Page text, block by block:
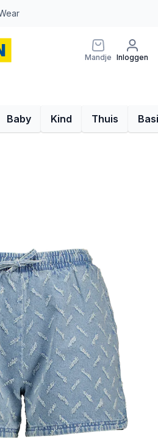
Mandje Inloggen
Baby Kind Thuis